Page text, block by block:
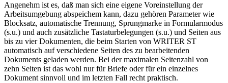
Angenehm ist es, daß man sich eine eigene Voreinstellung der
Arbeitsumgebung abspeichem kann, dazu gehören Parameter wie
Blocksatz, automatische Trennung, Sprungmarke in Formularmodus
(s.u.) und auch zusätzliche Tastaturbelegungen (s.u.) und Seiten aus
bis zu vier Dokumenten, die beim Starten von WRITER ST
automatisch auf verschiedene Seiten des zu bearbeitenden
Dokuments geladen werden. Bei der maximalen Seitenzahl von
zehn Seiten ist das wohl nur für Briefe oder für ein einzelnes
Dokument sinnvoll und im letzten Fall recht praktisch.